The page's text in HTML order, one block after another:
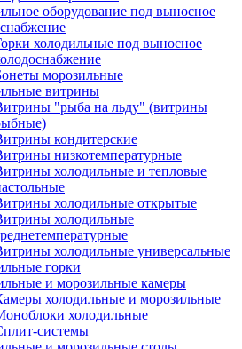
оборудование под выносное
холодильные под выносное
морозильные
витрины
"рыба на льду" (витрины
кондитерские
низкотемпературные
холодильные и тепловые
холодильные открытые
холодильные
холодильные универсальные
горки
и морозильные камеры
холодильные и морозильные
холодильные
системы